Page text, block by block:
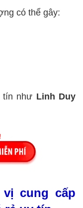
có thể gây:
tín như Linh Duy
cung cấp